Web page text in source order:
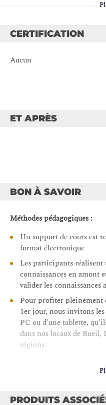
Atelier pratique : Création
Block Store (Amazon EBS)
Module 5 : Bases de données
Service de base de
Bases de données
Présentation d’Amazon
Choisir le bon service de
Atelier pratique :
DynamoDB
Création d'une architecture
A travers 5 ateliers répartis
implementerez des serveurs
de données et la tolérance de
Pédagogie active : animée
échangera avec les
60% cours
CERTIFICATION
Aucun
ET APRÈS
BON À SAVOIR
Méthodes pédagogiques :
Un support de cours est
format électronique
Les participants réalisent
connaissances en amont
valider les
Pour profiter pleinement
1er jour, nous invitons
PC ou d'une tablette,
dans nos locaux de Rueil,
régions.
ont au minimum cinq
PRODUITS